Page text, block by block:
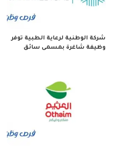
شركة الوطنية لرعاية الطبية توفر
وظيفة شاغرة بمسمى سائق